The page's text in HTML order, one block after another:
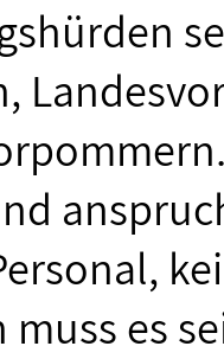
muss es